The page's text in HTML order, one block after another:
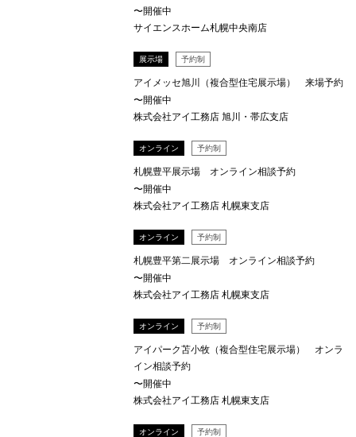
〜開催中
サイエンスホーム札幌中央南店
展示場 予約制
アイメッセ旭川（複合型住宅展示場） 来場予約
〜開催中
株式会社アイ工務店 旭川・帯広支店
オンライン 予約制
札幌豊平展示場 オンライン相談予約
〜開催中
株式会社アイ工務店 札幌東支店
オンライン 予約制
札幌豊平第二展示場 オンライン相談予約
〜開催中
株式会社アイ工務店 札幌東支店
オンライン 予約制
アイパーク苫小牧（複合型住宅展示場） オンラ
イン相談予約
〜開催中
株式会社アイ工務店 札幌東支店
オンライン 予約制